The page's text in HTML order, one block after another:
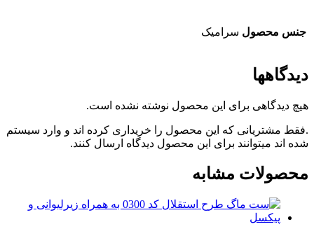
جنس محصول سرامیک
دیدگاهها
هیچ دیدگاهی برای این محصول نوشته نشده است.
.فقط مشتریانی که این محصول را خریداری کرده اند و وارد سیستم
شده اند میتوانند برای این محصول دیدگاه ارسال کنند.
محصولات مشابه